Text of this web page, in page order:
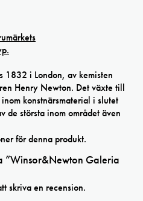
1832 i London, av kemisten
Henry Newton. Det växte till
konstnärsmaterial i slutet
största inom området även
för denna produkt.
”Winsor&Newton Galeria
skriva en recension.